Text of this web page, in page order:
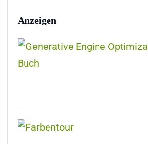
Anzeigen